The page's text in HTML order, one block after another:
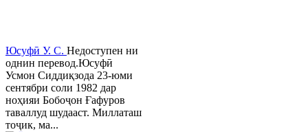
Юсуфӣ У. C. Недоступен ни
однин перевод.Юсуфӣ
Усмон Сиддиқзода 23-юми
сентябри соли 1982 дар
ноҳияи Бобоҷон Ғафуров
таваллуд шудааст. Миллаташ
тоҷик, ма...